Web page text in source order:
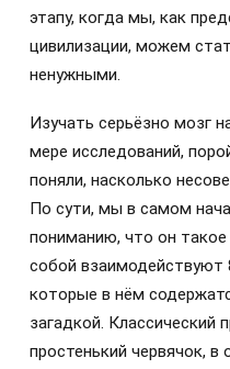
этапу, когда мы, как
цивилизации, можем
ненужными.
Изучать серьёзно мозг
мере исследований,
поняли, насколько
По сути, мы в самом
пониманию, что он
собой взаимодействуют
которые в нём
загадкой. Классический
простенький червячок, в